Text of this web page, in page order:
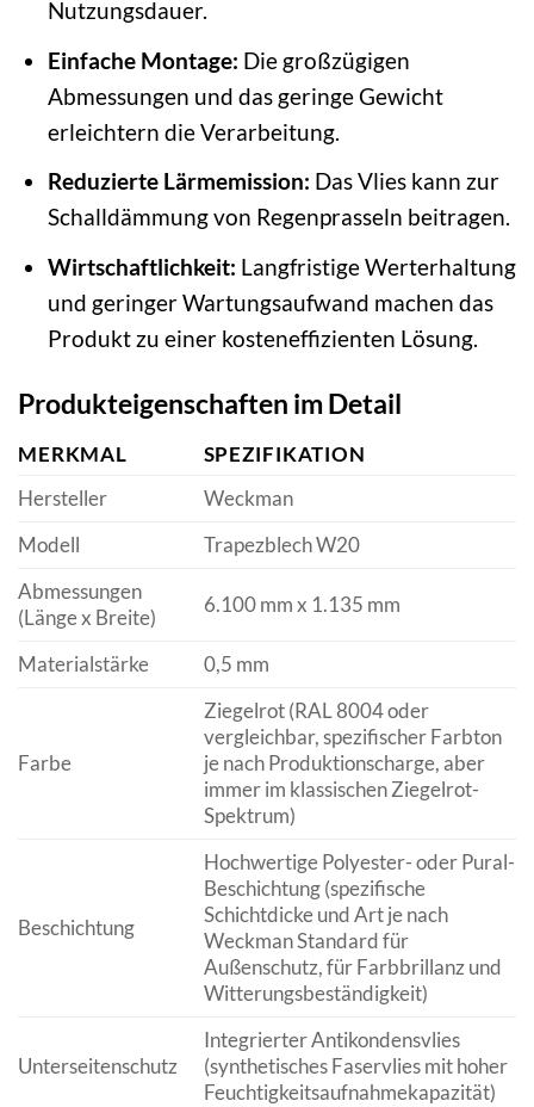
Nutzungsdauer.
Einfache Montage: Die großzügigen
Abmessungen und das geringe Gewicht
erleichtern die Verarbeitung.
Reduzierte Lärmemission: Das Vlies kann zur
Schalldämmung von Regenprasseln beitragen.
Wirtschaftlichkeit: Langfristige Werterhaltung
und geringer Wartungsaufwand machen das
Produkt zu einer kosteneffizienten Lösung.
Produkteigenschaften im Detail
MERKMAL
SPEZIFIKATION
Hersteller
Weckman
Modell
Trapezblech W20
Abmessungen
(Länge x Breite)
6.100 mm x 1.135 mm
Materialstärke 0,5 mm
Farbe
Ziegelrot (RAL 8004 oder
vergleichbar, spezifischer Farbton
je nach Produktionscharge, aber
immer im klassischen Ziegelrot-
Spektrum)
Beschichtung
Hochwertige Polyester- oder Pural-
Beschichtung (spezifische
Schichtdicke und Art je nach
Weckman Standard für
Außenschutz, für Farbbrillanz und
Witterungsbeständigkeit)
Unterseitenschutz
Integrierter Antikondensvlies
(synthetisches Faservlies mit hoher
Feuchtigkeitsaufnahmekapazität)